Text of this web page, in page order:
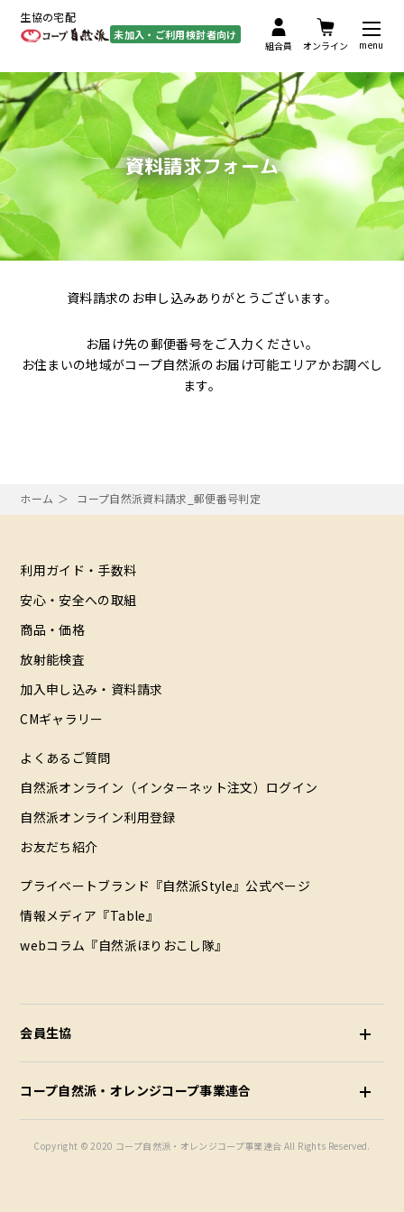
組合員 オンライン menu
生協の宅配
未加入・ご利用検討者向け
資料請求フォーム
資料請求のお申し込みありがとうございます。
お届け先の郵便番号をご入力ください。
お住まいの地域がコープ自然派のお届け可能エリアかお調べし
ます。
ホーム コープ自然派資料請求_郵便番号判定
利用ガイド・手数料
安心・安全への取組
商品・価格
放射能検査
加入申し込み・資料請求
CMギャラリー
よくあるご質問
自然派オンライン（インターネット注文）ログイン
自然派オンライン利用登録
お友だち紹介
プライベートブランド『自然派Style』公式ページ
情報メディア『Table』
webコラム『自然派ほりおこし隊』
会員生協
コープ自然派・オレンジコープ事業連合
Copyright © 2020 コープ自然派・オレンジコープ事業連合 All Rights Reserved.